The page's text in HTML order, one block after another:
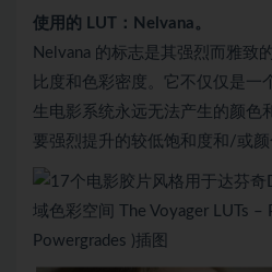
使用的 LUT：Nelvana。
Nelvana 的标志是其强烈而雅致
比度和色彩密度。它不仅仅是一
生电影系统永远无法产生的颜色
要强烈提升的较低饱和度和/或颜